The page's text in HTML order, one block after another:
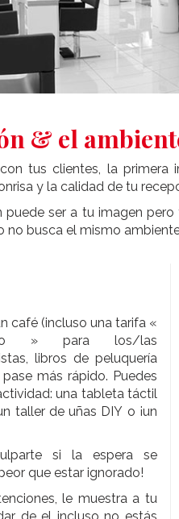
& el
tus clientes, la primera
y la calidad de tu
ser a tu imagen
no busca el mismo
café (incluso una tarifa «
» para los/las
libros de peluquería
más rápido. Puedes
una tableta táctil
taller de uñas DIY o ¡un
si la espera se
que estar ignorado!
le muestra a tu